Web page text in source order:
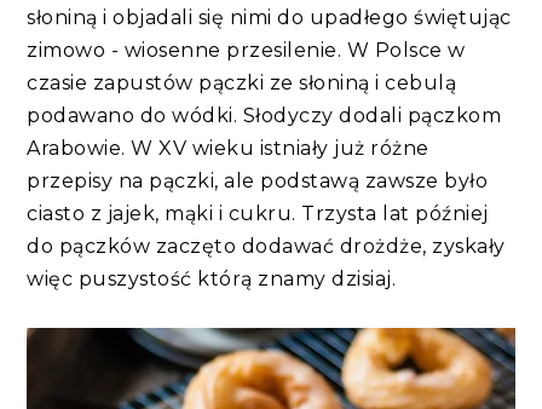
słoniną i objadali się nimi do upadłego świętując
zimowo - wiosenne przesilenie. W Polsce w
czasie zapustów pączki ze słoniną i cebulą
podawano do wódki. Słodyczy dodali pączkom
Arabowie. W XV wieku istniały już różne
przepisy na pączki, ale podstawą zawsze było
ciasto z jajek, mąki i cukru. Trzysta lat później
do pączków zaczęto dodawać drożdże, zyskały
więc puszystość którą znamy dzisiaj.